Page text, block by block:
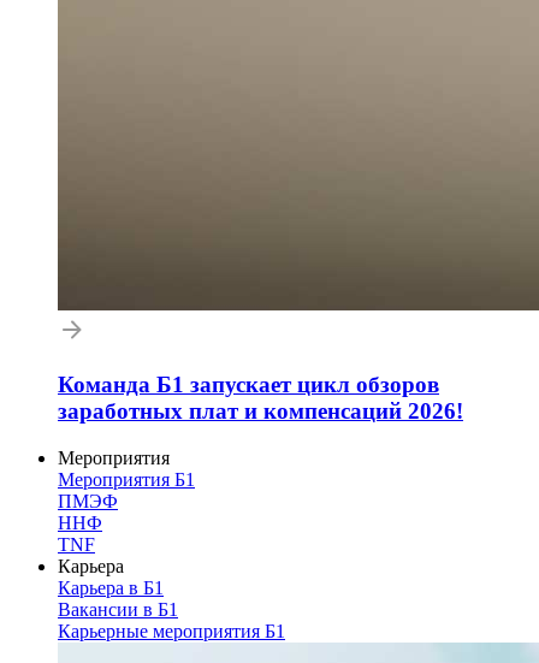
Команда Б1 запускает цикл обзоров
заработных плат и компенсаций 2026!
Мероприятия
Мероприятия Б1
ПМЭФ
ННФ
TNF
Карьера
Карьера в Б1
Вакансии в Б1
Карьерные мероприятия Б1